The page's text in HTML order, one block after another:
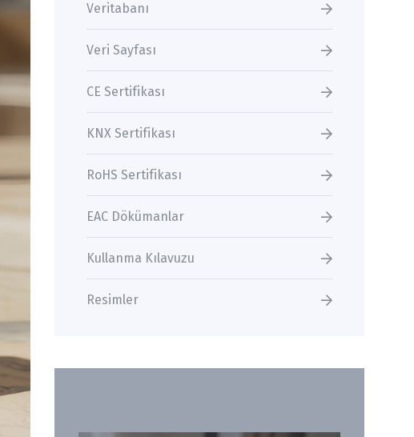
Veritabanı
Veri Sayfası
CE Sertifikası
KNX Sertifikası
RoHS Sertifikası
EAC Dökümanlar
Kullanma Kılavuzu
Resimler